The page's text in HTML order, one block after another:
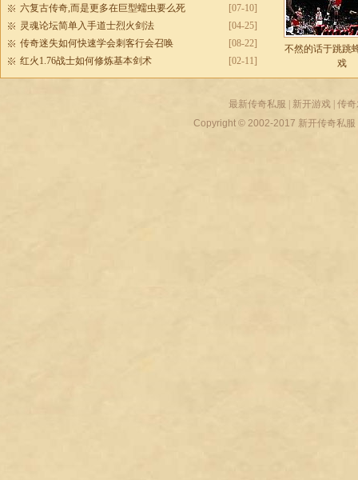
[07-10]
六复古传奇,而是更多在巨型蠕虫要么死
[04-25]
灵魂论坛简单入手道士烈火剑法
[08-22]
传奇迷失如何快速学会刺客行会召唤
[02-11]
红火1.76战士如何修炼基本剑术
不然的话于跳跳
戏
最新传奇私服 新开游戏 传
Copyright © 2002-2017 新开传奇私服